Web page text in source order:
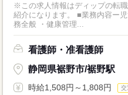
※この求人情報はディップの転
紹介になります。 ■業務内容ー
務全般 ・健康管理...
看護師・准看護師
静岡県裾野市/裾野駅
時給1,508円～1,808円 交